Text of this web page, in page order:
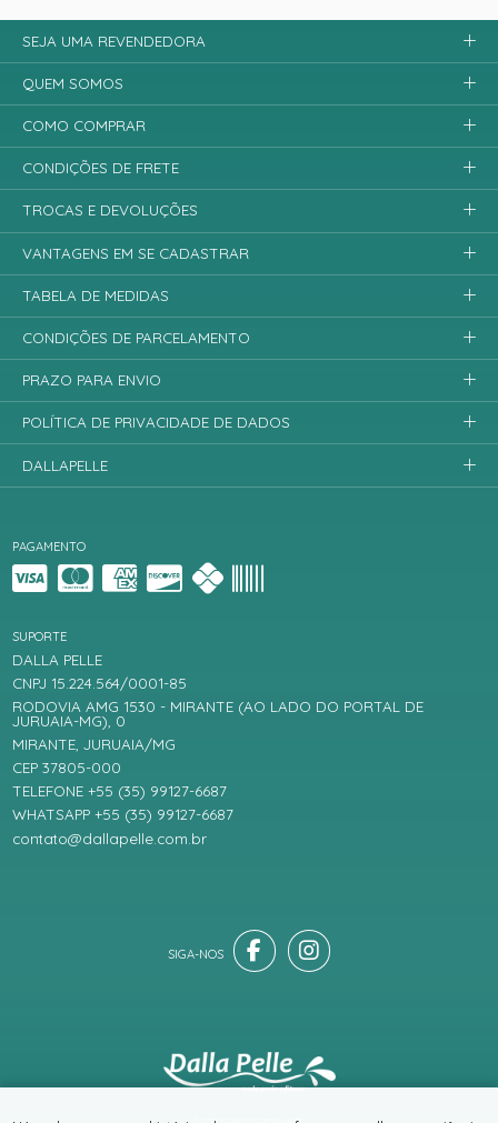
PAGAMENTO
SUPORTE
DALLA PELLE
CNPJ 15.224.564/0001-85
RODOVIA AMG 1530 - MIRANTE (AO LADO DO PORTAL DE
JURUAIA-MG), 0
MIRANTE, JURUAIA/MG
CEP 37805-000
TELEFONE +55 (35) 99127-6687
WHATSAPP +55 (35) 99127-6687
contato@dallapelle.com.br
SEJA UMA REVENDEDORA
QUEM SOMOS
COMO COMPRAR
CONDIÇÕES DE FRETE
TROCAS E DEVOLUÇÕES
VANTAGENS EM SE CADASTRAR
TABELA DE MEDIDAS
CONDIÇÕES DE PARCELAMENTO
PRAZO PARA ENVIO
POLÍTICA DE PRIVACIDADE DE DADOS
DALLAPELLE